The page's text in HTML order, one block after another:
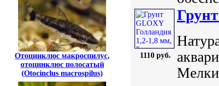
Отоцинклюс макроспилус,
отоцинклюс полосатый
(Otocinclus macrospilus)
1110 руб.